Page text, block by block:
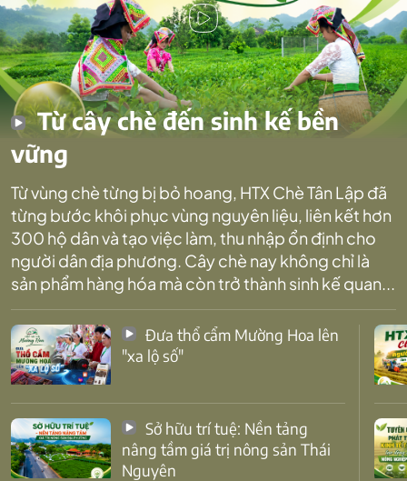
Từ cây chè đến sinh kế bền
vững
Từ vùng chè từng bị bỏ hoang, HTX Chè Tân Lập đã
từng bước khôi phục vùng nguyên liệu, liên kết hơn
300 hộ dân và tạo việc làm, thu nhập ổn định cho
người dân địa phương. Cây chè nay không chỉ là
sản phẩm hàng hóa mà còn trở thành sinh kế quan...
"xa lộ số"
nâng tầm giá trị nông sản Thái
Nguyên